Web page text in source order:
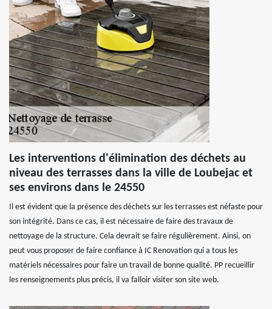
Les interventions d'élimination des déchets au
niveau des terrasses dans la ville de Loubejac et
ses environs dans le 24550
Il est évident que la présence des déchets sur les terrasses est néfaste pour
son intégrité. Dans ce cas, il est nécessaire de faire des travaux de
nettoyage de la structure. Cela devrait se faire régulièrement. Ainsi, on
peut vous proposer de faire confiance à IC Renovation qui a tous les
matériels nécessaires pour faire un travail de bonne qualité. PP recueillir
les renseignements plus précis, il va falloir visiter son site web.